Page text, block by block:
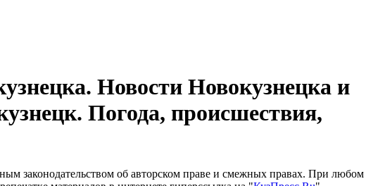
Новости Новокузнецка и
Погода, происшествия,
законодательством об авторском праве и смежных правах. При любом